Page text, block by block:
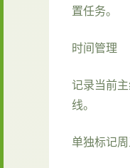
置任务。
时间管理
记录当前
线。
单独标记